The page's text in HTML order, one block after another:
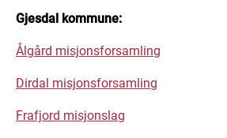
Gjesdal kommune:
Ålgård misjonsforsamling
Dirdal misjonsforsamling
Frafjord misjonslag